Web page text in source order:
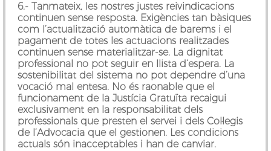
6.- Tanmateix, les nostres justes reivindicacions
continuen sense resposta. Exigències tan bàsiques
com l’actualització automàtica de barems i el
pagament de totes les actuacions realitzades
continuen sense materialitzar-se. La dignitat
professional no pot seguir en llista d’espera. La
sostenibilitat del sistema no pot dependre d’una
vocació mal entesa. No és raonable que el
funcionament de la Justícia Gratuïta recaigui
exclusivament en la responsabilitat dels
professionals que presten el servei i dels Col·legis
de l’Advocacia que el gestionen. Les condicions
actuals són inacceptables i han de canviar.